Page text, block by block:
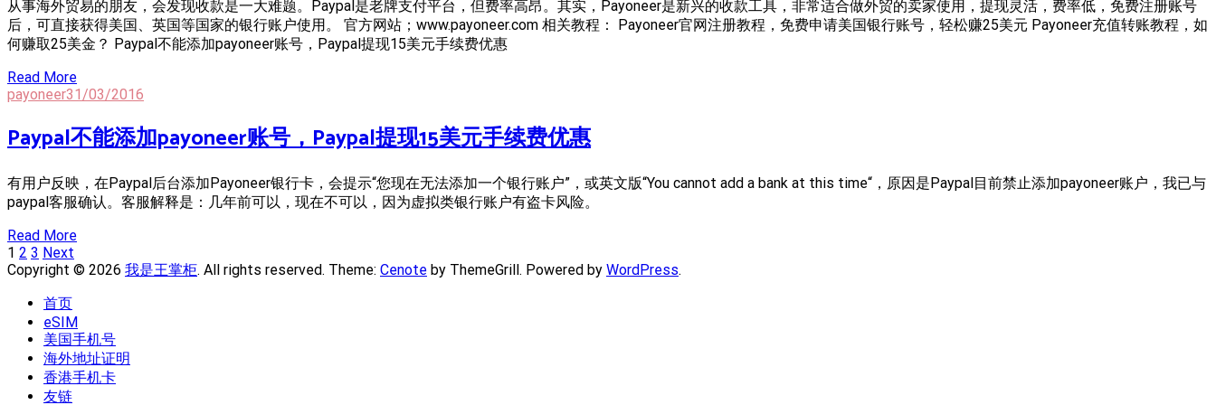
从事海外贸易的朋友，会发现收款是一大难题。Paypal是老牌支付平台，但费率高昂。其实，Payoneer是新兴的收款工具，非常适合做外贸的卖家使用，提现灵活，费率低，免费注册账号
后，可直接获得美国、英国等国家的银行账户使用。 官方网站；www.payoneer.com 相关教程： Payoneer官网注册教程，免费申请美国银行账号，轻松赚25美元 Payoneer充值转账教程，如
何赚取25美金？ Paypal不能添加payoneer账号，Paypal提现15美元手续费优惠
Read More
payoneer31/03/2016
Paypal不能添加payoneer账号，Paypal提现15美元手续费优惠
有用户反映，在Paypal后台添加Payoneer银行卡，会提示“您现在无法添加一个银行账户”，或英文版“You cannot add a bank at this time“，原因是Paypal目前禁止添加payoneer账户，我已与
paypal客服确认。客服解释是：几年前可以，现在不可以，因为虚拟类银行账户有盗卡风险。
Read More
Posts
Navigation
Page
1 Page
2 Page
3 Next
Copyright © 2026 我是王掌柜. All rights reserved. Theme: Cenote by ThemeGrill. Powered by WordPress.
首页
eSIM
美国手机号
海外地址证明
香港手机卡
友链